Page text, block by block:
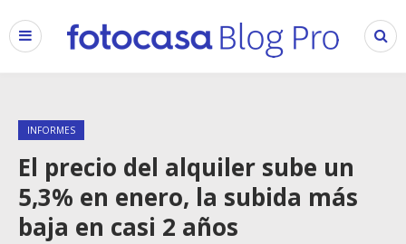
INFORMES
El precio del alquiler sube un
5,3% en enero, la subida más
baja en casi 2 años